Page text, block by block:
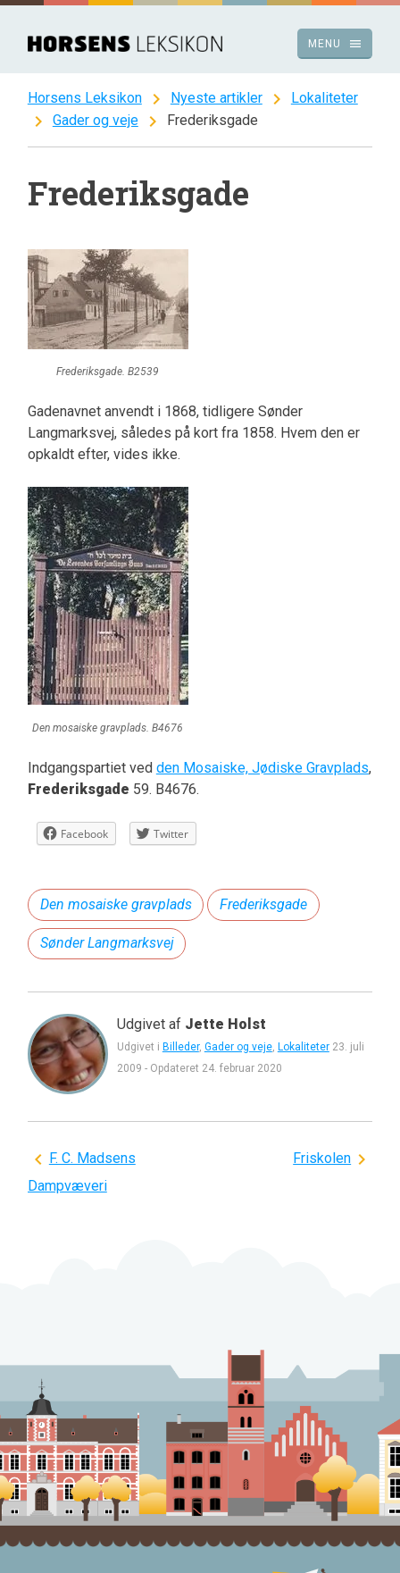
Spring
indhold
menu
MENU
Horsens Leksikon chevron_right Nyeste artikler chevron_right Lokaliteter
chevron_right Gader og veje chevron_right Frederiksgade
Frederiksgade
Frederiksgade. B2539
Gadenavnet anvendt i 1868, tidligere Sønder
Langmarksvej, således på kort fra 1858. Hvem den er
opkaldt efter, vides ikke.
Den mosaiske gravplads. B4676
Indgangspartiet ved den Mosaiske, Jødiske Gravplads,
Frederiksgade 59. B4676.
Facebook Twitter
Den mosaiske gravplads Frederiksgade
Sønder Langmarksvej
Udgivet af Jette Holst
Udgivet i Billeder, Gader og veje, Lokaliteter 23. juli
2009 - Opdateret 24. februar 2020
Indlægsnavigation
F. C. Madsens
Dampvæveri
Friskolen